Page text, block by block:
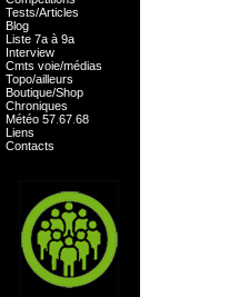
Tests/Articles
Blog
Liste 7a à 9a
Interview
Cmts voie/médias
Topo/ailleurs
Boutique/Shop
Chroniques
Météo 57 67 68
Liens
Contacts